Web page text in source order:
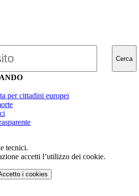
Cerca
per cittadini europei
tecnici.
accetti l’utilizzo dei cookie.
i cookies